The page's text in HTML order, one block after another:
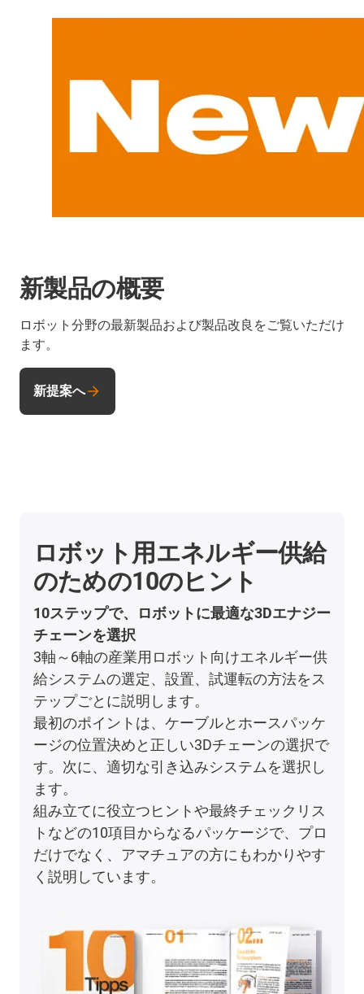
新製品の概要
ロボット分野の最新製品および製品改良をご覧いただけ
ます。
新提案へ
ロボット用エネルギー供給
のための10のヒント
10ステップで、ロボットに最適な3Dエナジー
チェーンを選択
3軸～6軸の産業用ロボット向けエネルギー供
給システムの選定、設置、試運転の方法をス
テップごとに説明します。
最初のポイントは、ケーブルとホースパッケ
ージの位置決めと正しい3Dチェーンの選択で
す。次に、適切な引き込みシステムを選択し
ます。
組み立てに役立つヒントや最終チェックリス
トなどの10項目からなるパッケージで、プロ
だけでなく、アマチュアの方にもわかりやす
く説明しています。